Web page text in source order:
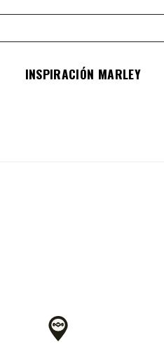
INSPIRACIÓN MARLEY